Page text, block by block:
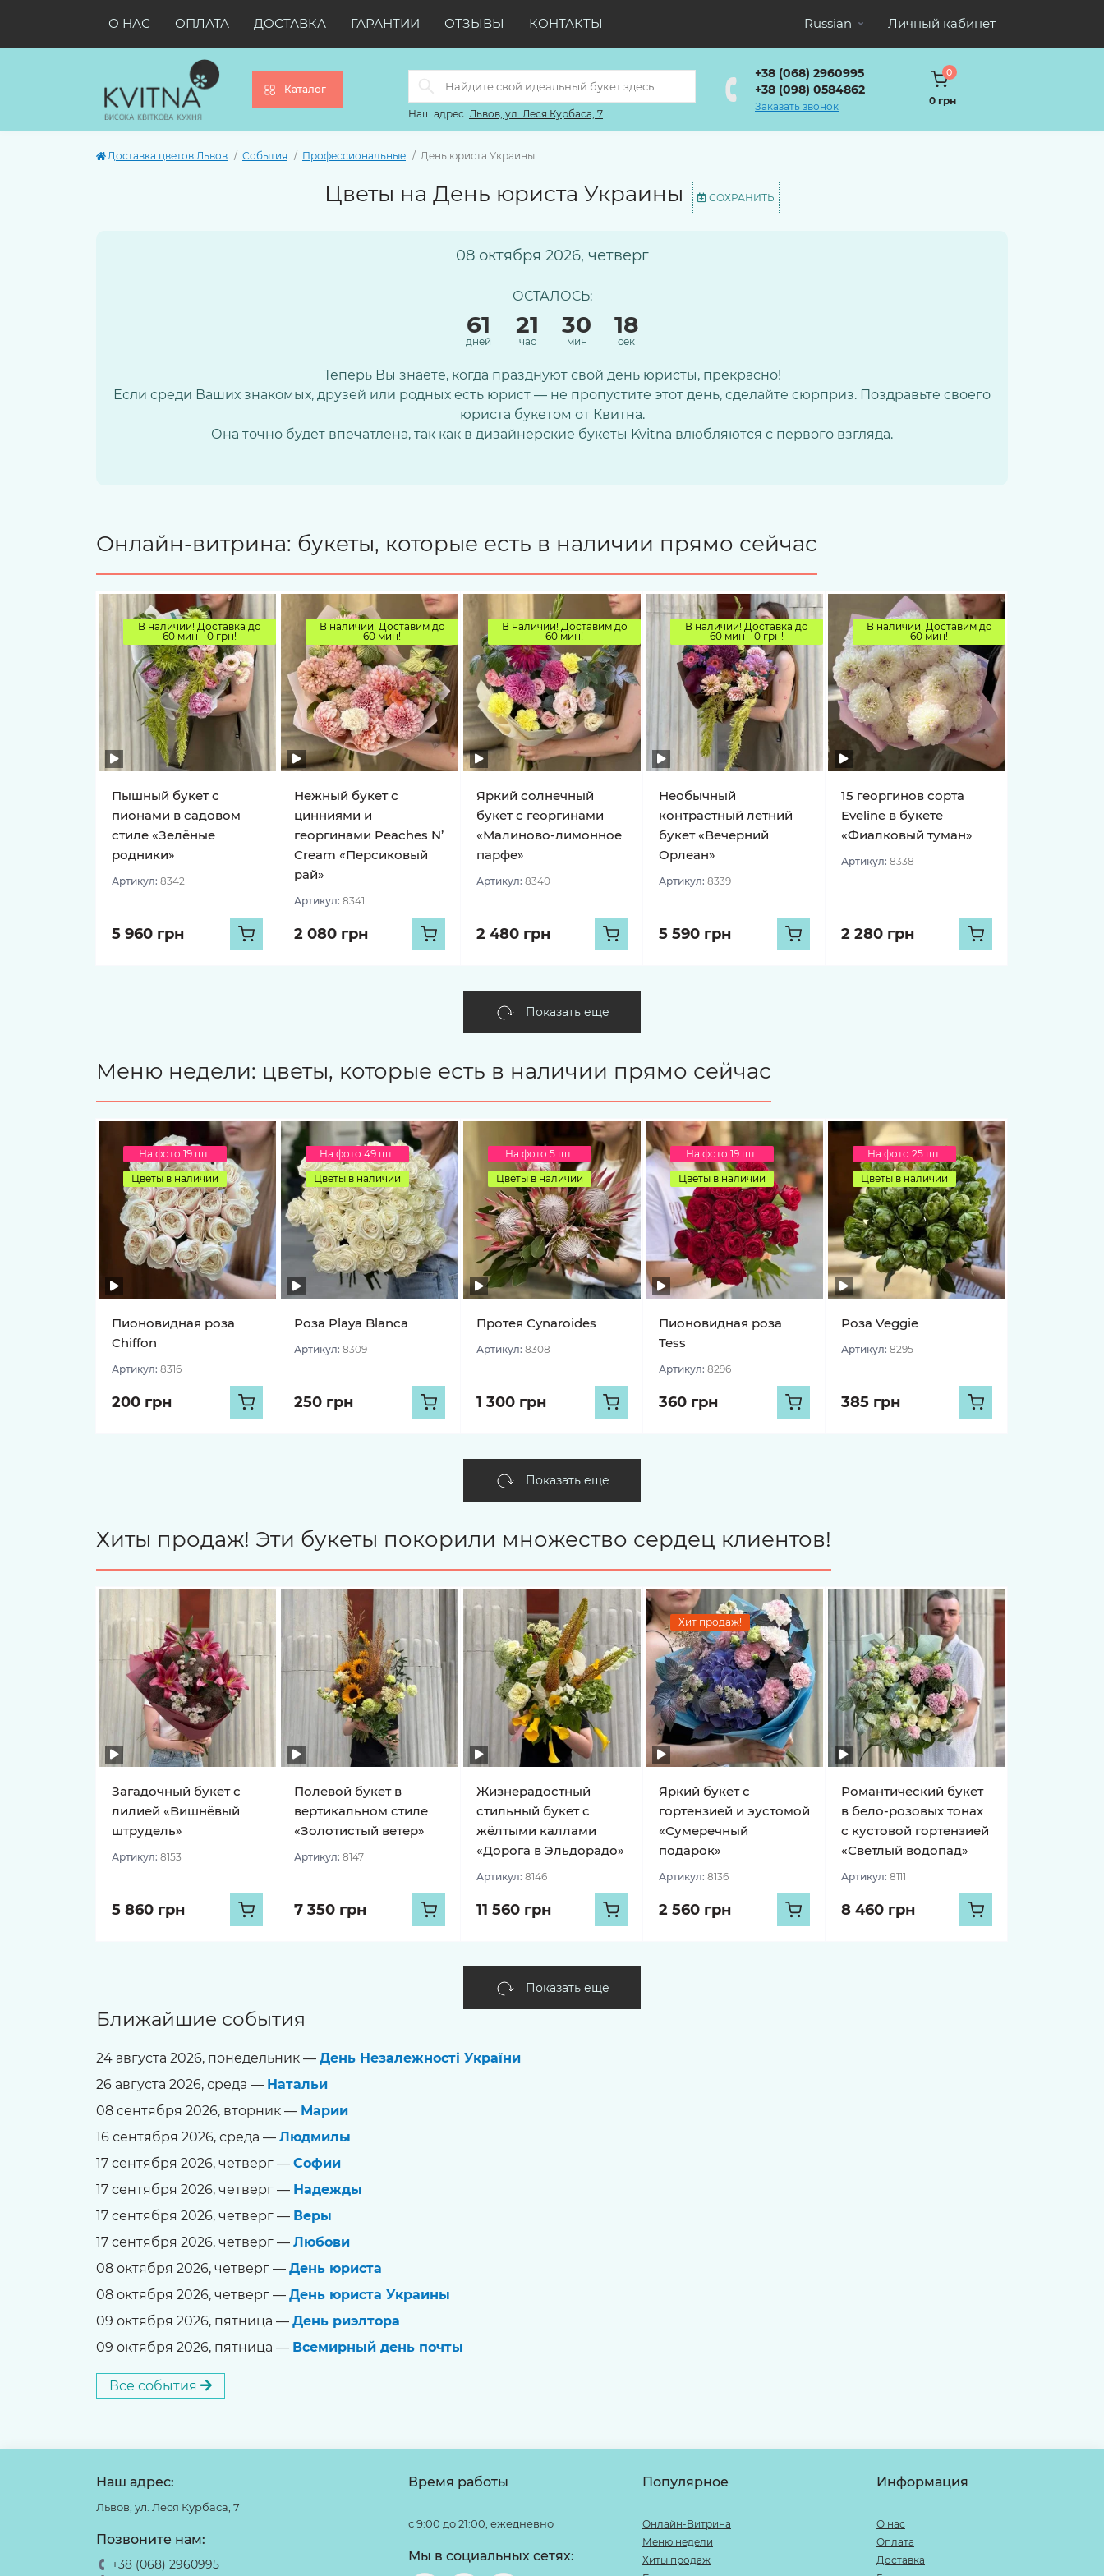
О НАС ОПЛАТА ДОСТАВКА ГАРАНТИИ ОТЗЫВЫ КОНТАКТЫ Russian Личный кабинет
Каталог
Наш адрес: Львов, ул. Леся Курбаса, 7
+38 (068) 2960995
+38 (098) 0584862
Заказать звонок
0
0 грн
Доставка цветов Львов События Профессиональные День юриста Украины
Цветы на День юриста Украины СОХРАНИТЬ
08 октября 2026, четверг
ОСТАЛОСЬ:
61
дней
21
час
30
мин
17
сек
Теперь Вы знаете, когда празднуют свой день юристы, прекрасно!
Если среди Ваших знакомых, друзей или родных есть юрист — не пропустите этот день, сделайте сюрприз. Поздравьте своего
юриста букетом от Квитна.
Она точно будет впечатлена, так как в дизайнерские букеты Kvitna влюбляются с первого взгляда.
Онлайн-витрина: букеты, которые есть в наличии прямо сейчас
В наличии! Доставка до
60 мин - 0 грн!
Пышный букет с
пионами в садовом
стиле «Зелёные
родники»
Артикул: 8342
5 960 грн
В наличии! Доставим до
60 мин!
Нежный букет с
цинниями и
георгинами Peaches N’
Cream «Персиковый
рай»
Артикул: 8341
2 080 грн
В наличии! Доставим до
60 мин!
Яркий солнечный
букет с георгинами
«Малиново-лимонное
парфе»
Артикул: 8340
2 480 грн
В наличии! Доставка до
60 мин - 0 грн!
Необычный
контрастный летний
букет «Вечерний
Орлеан»
Артикул: 8339
5 590 грн
В наличии! Доставим до
60 мин!
15 георгинов сорта
Eveline в букете
«Фиалковый туман»
Артикул: 8338
2 280 грн
Показать еще
Меню недели: цветы, которые есть в наличии прямо сейчас
На фото 19 шт.
Цветы в наличии
Пионовидная роза
Chiffon
Артикул: 8316
200 грн
На фото 49 шт.
Цветы в наличии
Роза Playa Blanca
Артикул: 8309
250 грн
На фото 5 шт.
Цветы в наличии
Протея Cynaroides
Артикул: 8308
1 300 грн
На фото 19 шт.
Цветы в наличии
Пионовидная роза
Tess
Артикул: 8296
360 грн
На фото 25 шт.
Цветы в наличии
Роза Veggie
Артикул: 8295
385 грн
Показать еще
Хиты продаж! Эти букеты покорили множество сердец клиентов!
Загадочный букет с
лилией «Вишнёвый
штрудель»
Артикул: 8153
5 860 грн
Полевой букет в
вертикальном стиле
«Золотистый ветер»
Артикул: 8147
7 350 грн
Жизнерадостный
стильный букет с
жёлтыми каллами
«Дорога в Эльдорадо»
Артикул: 8146
11 560 грн
Хит продаж!
Яркий букет с
гортензией и эустомой
«Сумеречный
подарок»
Артикул: 8136
2 560 грн
Романтический букет
в бело-розовых тонах
с кустовой гортензией
«Светлый водопад»
Артикул: 8111
8 460 грн
Показать еще
Ближайшие события
24 августа 2026, понедельник — День Незалежності України
26 августа 2026, среда — Натальи
08 сентября 2026, вторник — Марии
16 сентября 2026, среда — Людмилы
17 сентября 2026, четверг — Софии
17 сентября 2026, четверг — Надежды
17 сентября 2026, четверг — Веры
17 сентября 2026, четверг — Любови
08 октября 2026, четверг — День юриста
08 октября 2026, четверг — День юриста Украины
09 октября 2026, пятница — День риэлтора
09 октября 2026, пятница — Всемирный день почты
Все события
Наш адрес:
Львов, ул. Леся Курбаса, 7
Позвоните нам:
+38 (068) 2960995
Время работы
с 9:00 до 21:00, ежедневно
Мы в социальных сетях:
Популярное
Онлайн-Витрина
Меню недели
Хиты продаж
Информация
О нас
Оплата
Доставка